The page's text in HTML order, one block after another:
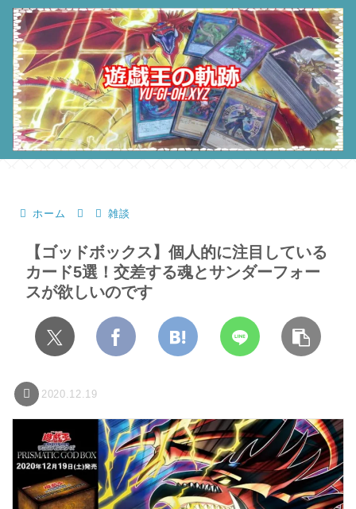
ホーム 雑談
【ゴッドボックス】個人的に注目している
カード5選！交差する魂とサンダーフォー
スが欲しいのです
2020.12.19